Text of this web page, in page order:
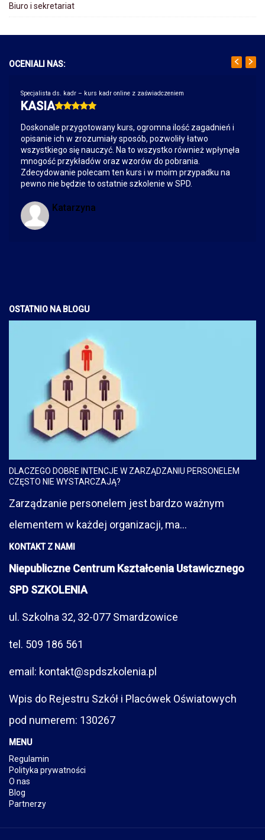
Biuro i sekretariat
OCENIALI NAS:
Specjalista ds. kadr – kurs kadr online z zaświadczeniem
KASIA
Doskonale przygotowany kurs, ogromna ilość zagadnień i
opisanie ich w zrozumiały sposób, pozwoliły łatwo
wszystkiego się nauczyć. Na to wszystko również wpłynęła
mnogość przykładów oraz wzorów do pobrania.
Zdecydowanie polecam ten kurs i w moim przypadku na
pewno nie będzie to ostatnie szkolenie w SPD.
Katarzyna
OSTATNIO NA BLOGU
DLACZEGO DOBRE INTENCJE W ZARZĄDZANIU PERSONELEM
CZĘSTO NIE WYSTARCZAJĄ?
Zarządzanie personelem jest bardzo ważnym
elementem w każdej organizacji, ma...
KONTAKT Z NAMI
Niepubliczne Centrum Kształcenia Ustawicznego
SPD SZKOLENIA
ul. Szkolna 32, 32-077 Smardzowice
tel. 509 186 561
email: kontakt@spdszkolenia.pl
Wpis do Rejestru Szkół i Placówek Oświatowych
pod numerem: 130267
MENU
Regulamin
Polityka prywatności
O nas
Blog
Partnerzy